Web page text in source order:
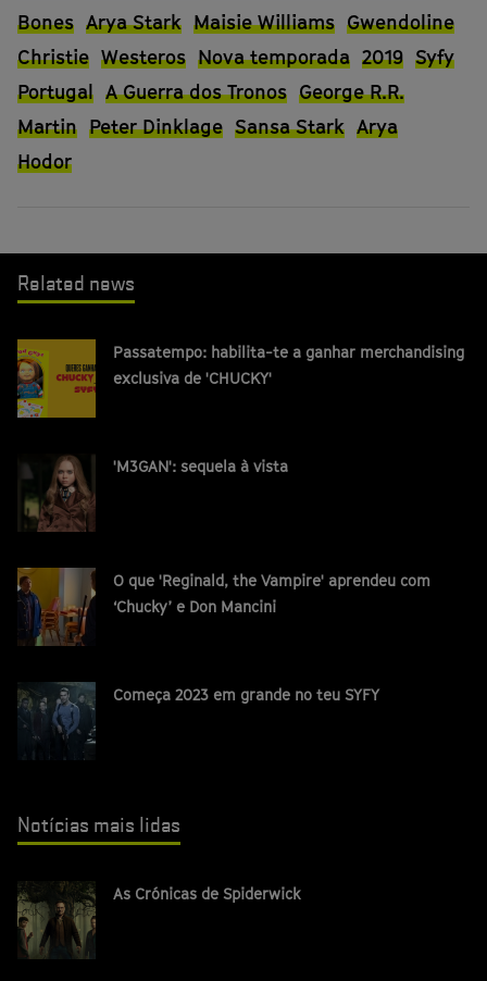
Bones Arya Stark Maisie Williams Gwendoline
Christie Westeros Nova temporada 2019 Syfy
Portugal A Guerra dos Tronos George R.R.
Martin Peter Dinklage Sansa Stark Arya
Hodor
Related news
Passatempo: habilita-te a ganhar merchandising
exclusiva de 'CHUCKY'
'M3GAN': sequela à vista
O que 'Reginald, the Vampire' aprendeu com
‘Chucky’ e Don Mancini
Começa 2023 em grande no teu SYFY
Notícias mais lidas
As Crónicas de Spiderwick